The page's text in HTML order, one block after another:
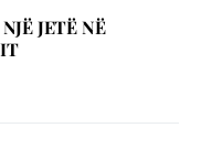
JETЁ NЁ